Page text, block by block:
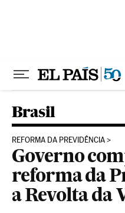
Brasil
REFORMA DA PREVIDÊNCIA
Governo
reforma da
a Revolta da